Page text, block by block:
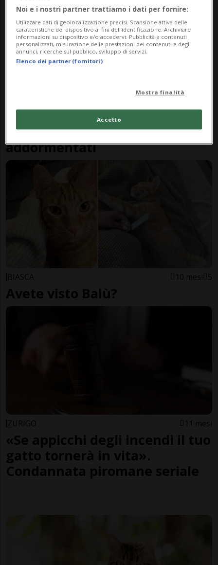
Brusco risveglio: un sergente
lancia un gatto sui soldati
addormentati
BIASCA 10 mesi 5
Avete visto Balù?
ZURIGO 11 mesi
«Se appicchi degli incendi il tuo
gatto tornerà in vita».
Condannata piromane seriale
Noi e i nostri partner trattiamo i dati per fornire:
Utilizzare dati di geolocalizzazione precisi. Scansione attiva delle
caratteristiche del dispositivo ai fini dell’identificazione. Archiviare
informazioni su dispositivo e/o accedervi. Pubblicità e contenuti
personalizzati, misurazione delle prestazioni dei contenuti e degli
annunci, ricerche sul pubblico, sviluppo di servizi.
Elenco dei partner (fornitori)
Mostra finalità
Accetto